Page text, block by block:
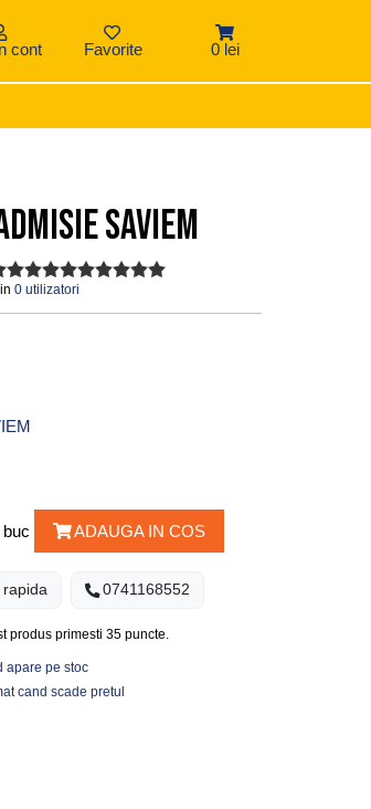
cont Favorite 0 lei
saviem
0 utilizatori
buc ADAUGA IN COS
rapida 0741168552
produs primesti35 puncte.
apare pe stoc
cand scade pretul